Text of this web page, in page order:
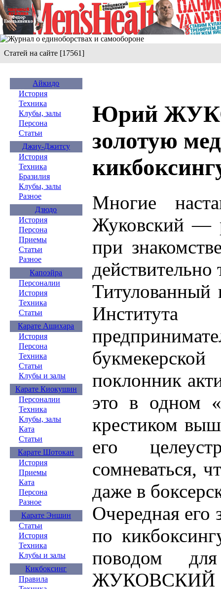
Статей на сайте [17561]
Айкидо
История
Техника
Клубы, залы
Персона
Статьи
Джиу-Джитсу
История
Техника
Бразилия
Клубы, залы
Разное
Дзюдо
История
Персона
Приемы
Статьи
Разное
Капоэйра
Персоналии
История
Техника
Статьи
Карате Ашихара
История
Персона
Техника
Статьи
Клубы и залы
Карате Киокушин
Персоналии
Техника
Клубы, залы
Ката
Статьи
Карате Шотокан
История
Приемы
Ката
Персона
Разное
Карате Эншин
Статьи
История
Техника
Клубы и залы
Кикбоксинг
Правила
Юрий
золотую
Многие
Жуковский —
при
действительно
Титулованный
поклонник
это в одном
крестиком
его
сомневаться,
даже в
Очередная его
по
поводом